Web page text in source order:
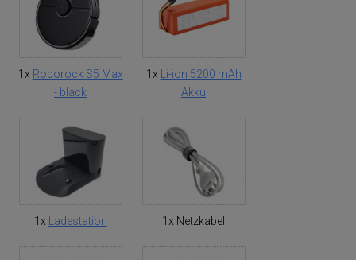
1x Roborock S5 Max
- black
1x Li-ion 5200 mAh
Akku
1x Ladestation 1x Netzkabel